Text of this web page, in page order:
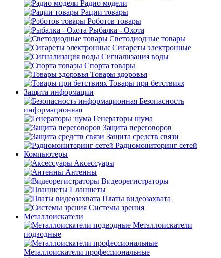
Радио модели
Рации товары
Роботов товары
Рыбалка - Охота
Светодиодные товары
Сигареты электронные
Сигнализация воды
Спорта товары
Товары здоровья
Товары при бетствиях
Защита информации
Безопасность
информационная
Генераторы шума
Защита переговоров
Защита средств связи
Радиомониторинг сетей
Компьютеры
Аксессуары
Антенны
Видеорегистраторы
Планшеты
Платы видеозахвата
Системы зрения
Металлоискатели
Металлоискатели
подводные
Металлоискатели профессиональные